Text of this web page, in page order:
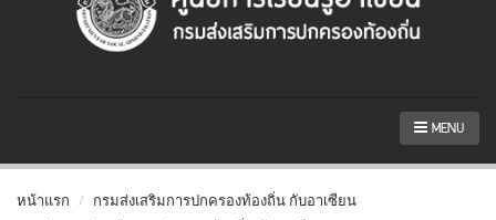
MENU
หน้าแรก
กรมส่งเสริมการปกครองท้องถิ่น กับอาเซียน